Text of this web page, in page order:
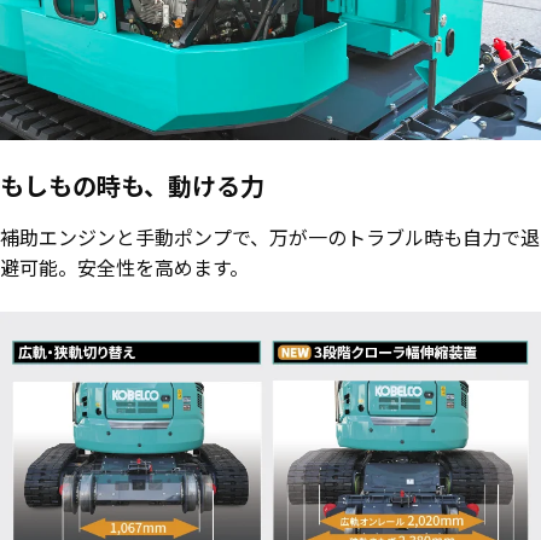
もしもの時も、動ける力
補助エンジンと手動ポンプで、万が一のトラブル時も自力で退
避可能。安全性を高めます。